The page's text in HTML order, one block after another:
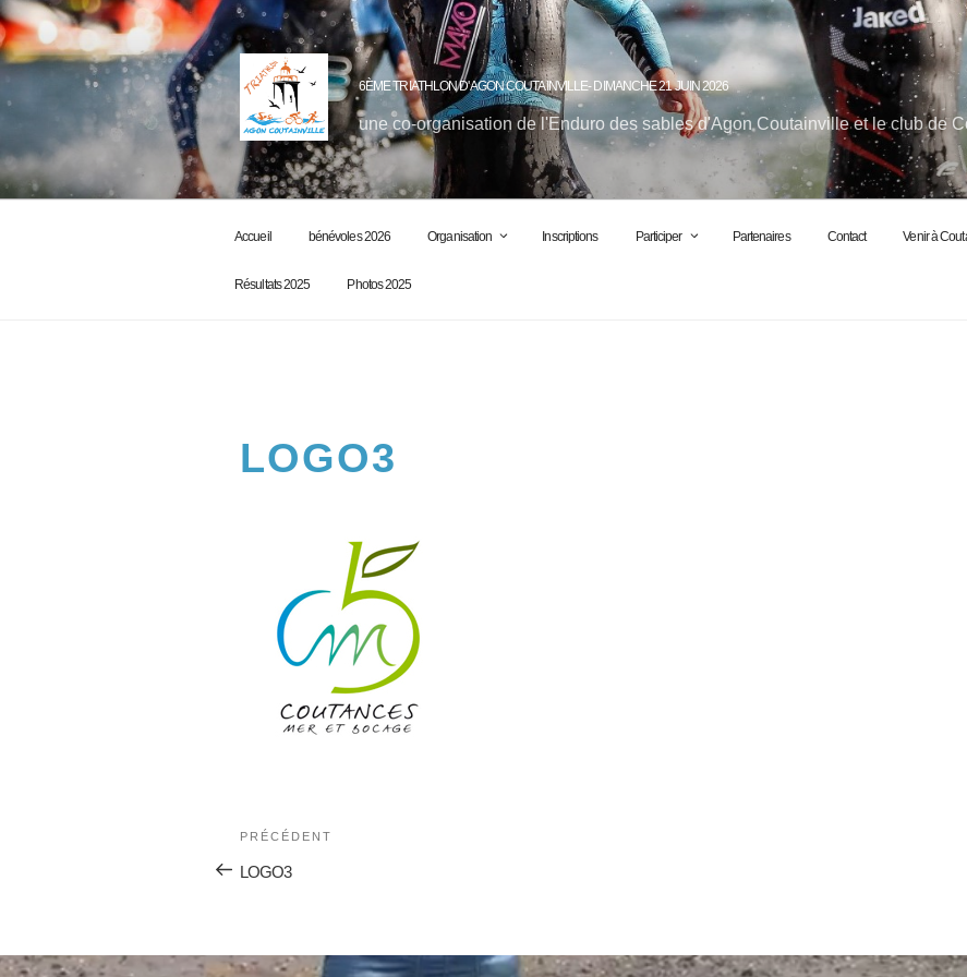
6ÈME TRIATHLON D'AGON COUTAINVILLE- DIMANCHE 21 JUIN 2026
une co-organisation de l'Enduro des sables d'Agon Coutainville et le club de
Accueil bénévoles 2026 Organisation Inscriptions Participer Partenaires Contact Venir à
Résultats 2025 Photos 2025
LOGO3
PRÉCÉDENT
LOGO3